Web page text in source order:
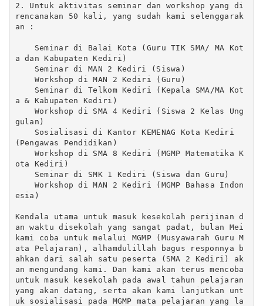
2. Untuk aktivitas seminar dan workshop yang di
rencanakan 50 kali, yang sudah kami selenggarak
an :
a dan Kabupaten Kediri)
a & Kabupaten Kediri)
gulan)
(Pengawas Pendidikan)
ota Kediri)
esia)
Kendala utama untuk masuk kesekolah perijinan d
an waktu disekolah yang sangat padat, bulan Mei
kami coba untuk melalui MGMP (Musyawarah Guru M
ata Pelajaran), alhamdulillah bagus responnya b
ahkan dari salah satu peserta (SMA 2 Kediri) ak
an mengundang kami. Dan kami akan terus mencoba
untuk masuk kesekolah pada awal tahun pelajaran
yang akan datang, serta akan kami lanjutkan unt
uk sosialisasi pada MGMP mata pelajaran yang la